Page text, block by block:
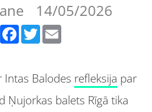
14/05/2026
Share Facebook Twitter
Intas Balodes refleksija par
Ņujorkas balets Rīgā tika